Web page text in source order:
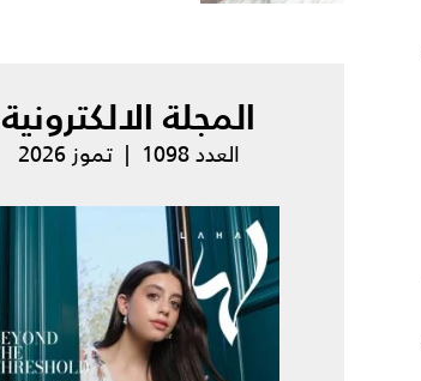
المجلة الالكترونية
العدد 1098 | تموز 2026